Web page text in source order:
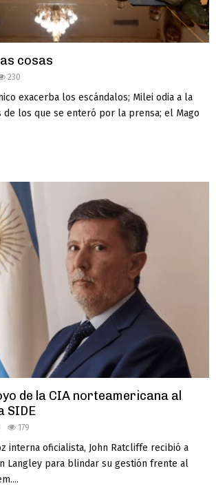
cosas
230
exacerba los escándalos; Milei odia a la
de los que se enteró por la prensa; el Mago
de la CIA norteamericana al
SIDE
179
interna oficialista, John Ratcliffe recibió a
Langley para blindar su gestión frente al